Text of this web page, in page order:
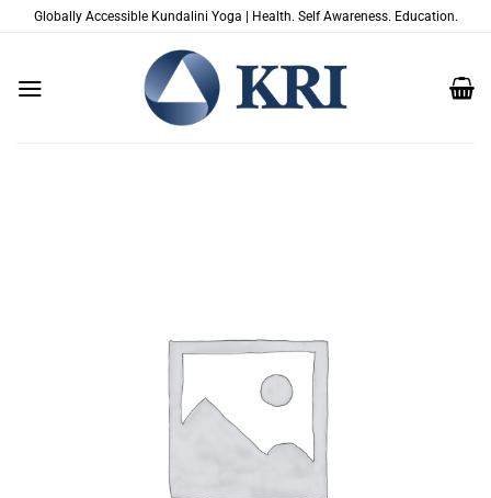
Globally Accessible Kundalini Yoga | Health. Self Awareness. Education.